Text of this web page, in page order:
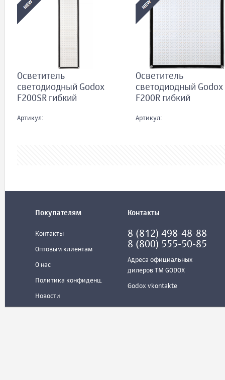
Осветитель
светодиодный Godox
F200SR гибкий
Артикул:
Осветитель
светодиодный Godox
F200R гибкий
Артикул:
Покупателям
Контакты
Оптовым клиентам
О нас
Политика конфиденц.
Новости
Контакты
8 (812) 498-48-88
8 (800) 555-50-85
Адреса официальных
дилеров ТМ GODOX
Godox vkontakte